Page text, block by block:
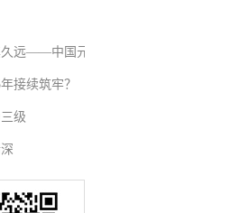
久远——中国元
接续筑牢？
级